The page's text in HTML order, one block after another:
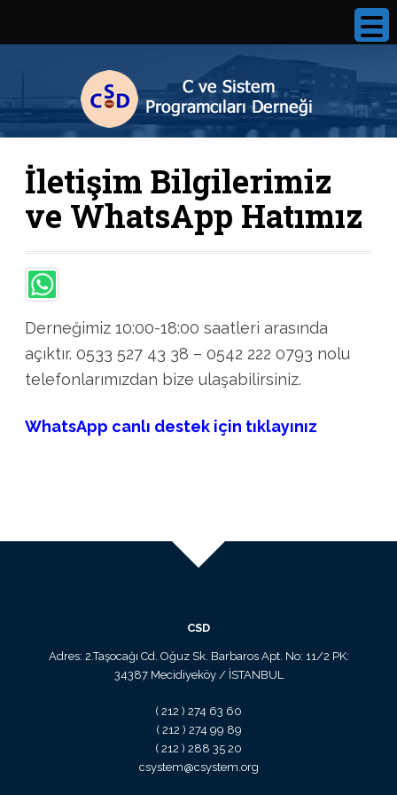
İletişim Bilgilerimiz
ve WhatsApp Hatımız
Derneğimiz 10:00-18:00 saatleri arasında
açıktır. 0533 527 43 38 – 0542 222 0793 nolu
telefonlarımızdan bize ulaşabilirsiniz.
WhatsApp canlı destek için tıklayınız
CSD
Adres: 2.Taşocağı Cd. Oğuz Sk. Barbaros Apt. No: 11/2 PK:
34387 Mecidiyeköy / İSTANBUL
( 212 ) 274 63 60
( 212 ) 274 99 89
( 212 ) 288 35 20
csystem@csystem.org